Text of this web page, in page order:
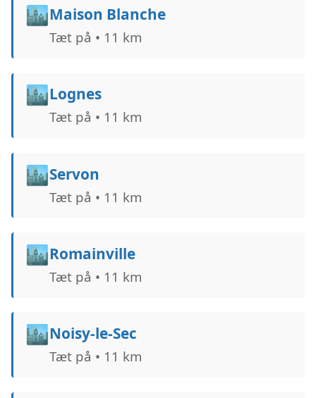
🏙️Maison Blanche
Tæt på • 11 km
🏙️Lognes
Tæt på • 11 km
🏙️Servon
Tæt på • 11 km
🏙️Romainville
Tæt på • 11 km
🏙️Noisy-le-Sec
Tæt på • 11 km